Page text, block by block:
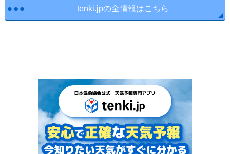
tenki.jpの全情報はこちら